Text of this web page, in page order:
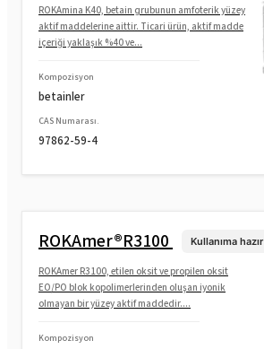
ROKAmina K40, betain grubunun amfoterik yüzey
aktif maddelerine aittir. Ticari ürün, aktif madde
içeriği yaklaşık %40 ve...
Kompozisyon
betainler
CAS Numarası.
97862-59-4
ROKAmer®R3100 Kullanıma hazır
ROKAmer R3100, etilen oksit ve propilen oksit
EO/PO blok kopolimerlerinden oluşan iyonik
olmayan bir yüzey aktif maddedir....
Kompozisyon